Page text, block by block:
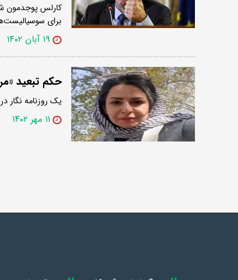
کارلس پوجدمون
برای
۱۹ آبان ۱۴۰۲
حکم تبعید
یک روزنامه نگار
۱۱ مهر ۱۴۰۲